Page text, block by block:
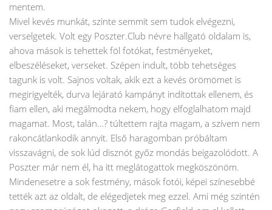
mentem.
Mivel kevés munkát, szinte semmit sem tudok elvégezni,
verselgetek. Volt egy Poszter.Club névre hallgató oldalam is,
ahova mások is tehettek föl fotókat, festményeket,
elbeszéléseket, verseket. Szépen indult, több tehetséges
tagunk is volt. Sajnos voltak, akik ezt a kevés örömömet is
megirigyelték, durva lejárató kampányt indítottak ellenem, és
fiam ellen, aki megálmodta nekem, hogy elfoglalhatom majd
magamat. Most, talán…? túltettem rajta magam, a szívem nem
rakoncátlankodik annyit. Első haragomban próbáltam
visszavágni, de sok lúd disznót győz mondás beigazolódott. A
Poszter már nem él, ha itt meglátogattok megköszönöm.
Mindenesetre a sok festmény, mások fotói, képei színesebbé
tették azt az oldalt, de elégedjetek meg ezzel. Ami még szintén